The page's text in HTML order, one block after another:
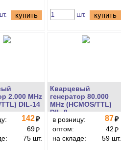
купить шт. купить
2.000 MHz
TTL) DIL-14
142₽
69₽
75 шт.
Кварцевый
генератор 80.000
MHz (HCMOS/TTL)
DIL-8
в розницу:
87₽
оптом:
42₽
на складе:
59 шт.